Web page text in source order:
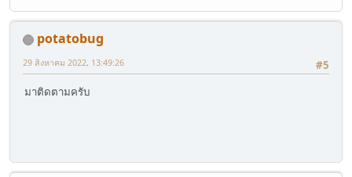
potatobug
#5
29 สิงหาคม 2022, 13:49:26
มาติดตามครับ